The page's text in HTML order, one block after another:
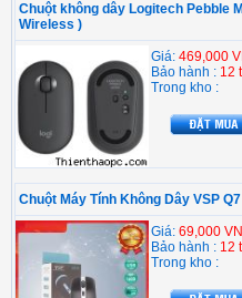
Chuột không dây Logitech Pebble
Wireless )
Giá: 469,000
Bảo hành : 12
Trong kho :
Chuột Máy Tính Không Dây VSP Q7
Giá: 69,000
Bảo hành : 12
Trong kho :